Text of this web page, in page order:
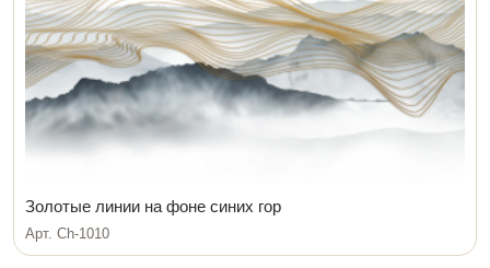
Золотые линии на фоне синих гор
Арт. Ch-1010